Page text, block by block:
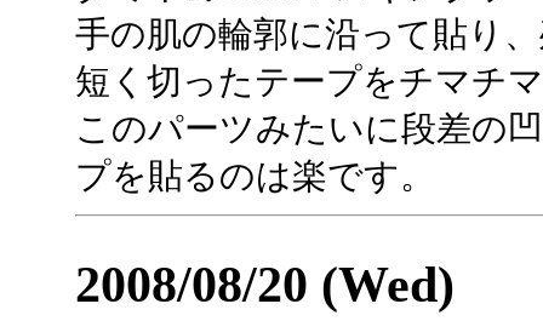
手の肌の輪郭に沿って貼り
短く切ったテープをチマチ
このパーツみたいに段差の
プを貼るのは楽です。
2008/08/20 (Wed)